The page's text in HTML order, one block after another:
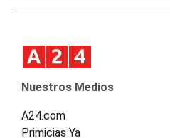
Nuestros Medios
A24.com
Primicias Ya